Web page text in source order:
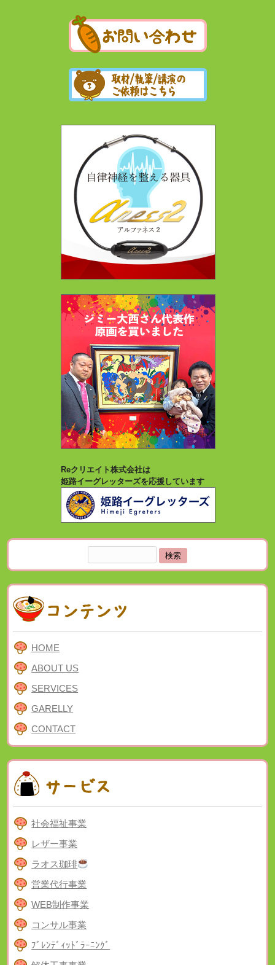
Reクリエイト株式会社は
姫路イーグレッターズを応援しています
索:
HOME
ABOUT US
SERVICES
GARELLY
CONTACT
社会福祉事業
レザー事業
ラオス珈琲
営業代行事業
WEB制作事業
コンサル事業
ﾌﾞﾚﾝﾃﾞｨｯﾄﾞﾗｰﾆﾝｸﾞ